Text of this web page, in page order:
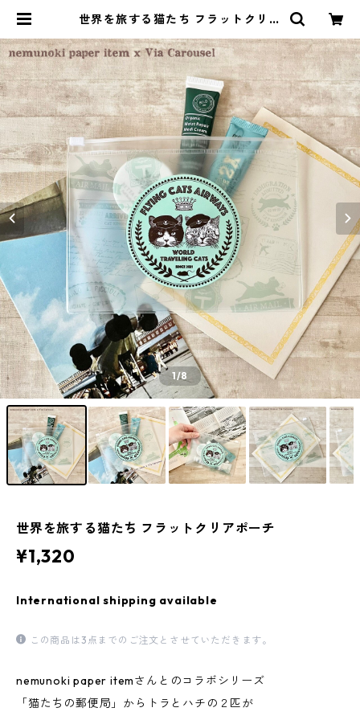
世界を旅する猫たち フラットクリア
1/8
世界を旅する猫たち フラットクリアポーチ
¥1,320
International shipping available
この商品は3点までのご注文とさせていただきます。
nemunoki paper itemさんとのコラボシリーズ
「猫たちの郵便局」からトラとハチの２匹が